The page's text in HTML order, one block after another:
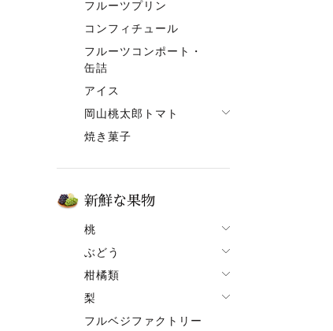
フルーツゼリー一覧
果肉入りタイプ
ピューレタイプ
フルーツプリン
コンフィチュール
フルーツコンポート・
缶詰
アイス
岡山桃太郎トマト
でざあととまと
焼き菓子
新鮮な果物
桃
桃一覧
白鳳【7月上旬～】
おかやま夢白桃【7月中
ぶどう
ぶどう一覧
シャインマスカット
柑橘類
せとか
梨
梨一覧
フルベジファクトリー